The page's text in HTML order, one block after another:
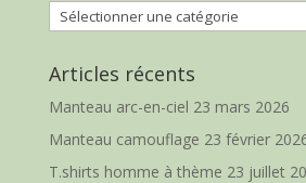
Catégories
Articles récents
Manteau arc-en-ciel 23 mars 2026
Manteau camouflage 23 février
T.shirts homme à thème 23 juillet